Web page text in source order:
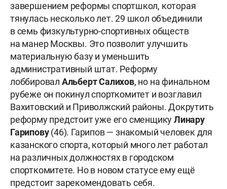
завершением реформы спортшкол, которая
тянулась несколько лет. 29 школ объединили
в семь физкультурно-спортивных обществ
на манер Москвы. Это позволит улучшить
материальную базу и уменьшить
административный штат. Реформу
лоббировал АльбертСалихов, но на финальном
рубеже он покинул спорткомитет и возглавил
Вахитовский и Приволжский районы. Докрутить
реформу предстоит уже его сменщикуЛинару
Гарипову(46). Гарипов — знакомый человек для
казанского спорта, который много лет работал
на различных должностях в городском
спорткомитете. Но в новом статусе ему ещё
предстоит зарекомендовать себя.